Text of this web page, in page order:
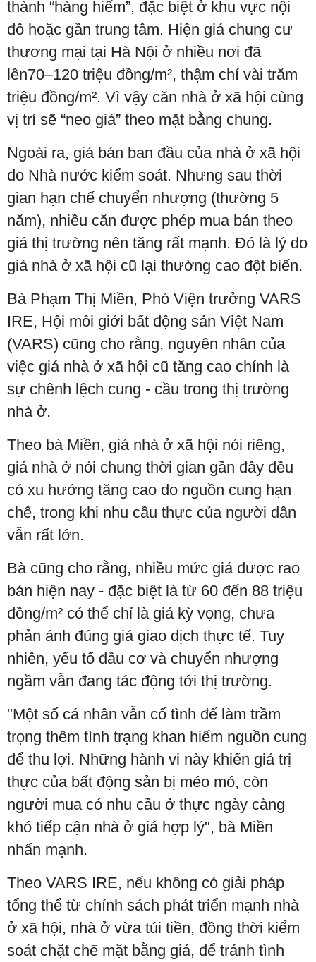
thành “hàng hiếm”, đặc biệt ở khu vực nội
đô hoặc gần trung tâm. Hiện giá chung cư
thương mại tại Hà Nội ở nhiều nơi đã
lên70–120 triệu đồng/m², thậm chí vài trăm
triệu đồng/m². Vì vậy căn nhà ở xã hội cùng
vị trí sẽ “neo giá” theo mặt bằng chung.
Ngoài ra, giá bán ban đầu của nhà ở xã hội
do Nhà nước kiểm soát. Nhưng sau thời
gian hạn chế chuyển nhượng (thường 5
năm), nhiều căn được phép mua bán theo
giá thị trường nên tăng rất mạnh. Đó là lý do
giá nhà ở xã hội cũ lại thường cao đột biến.
Bà Phạm Thị Miền, Phó Viện trưởng VARS
IRE, Hội môi giới bất động sản Việt Nam
(VARS) cũng cho rằng, nguyên nhân của
việc giá nhà ở xã hội cũ tăng cao chính là
sự chênh lệch cung - cầu trong thị trường
nhà ở.
Theo bà Miền, giá nhà ở xã hội nói riêng,
giá nhà ở nói chung thời gian gần đây đều
có xu hướng tăng cao do nguồn cung hạn
chế, trong khi nhu cầu thực của người dân
vẫn rất lớn.
Bà cũng cho rằng, nhiều mức giá được rao
bán hiện nay - đặc biệt là từ 60 đến 88 triệu
đồng/m² có thể chỉ là giá kỳ vọng, chưa
phản ánh đúng giá giao dịch thực tế. Tuy
nhiên, yếu tố đầu cơ và chuyển nhượng
ngầm vẫn đang tác động tới thị trường.
"Một số cá nhân vẫn cố tình để làm trầm
trọng thêm tình trạng khan hiếm nguồn cung
để thu lợi. Những hành vi này khiến giá trị
thực của bất động sản bị méo mó, còn
người mua có nhu cầu ở thực ngày càng
khó tiếp cận nhà ở giá hợp lý", bà Miền
nhấn mạnh.
Theo VARS IRE, nếu không có giải pháp
tổng thể từ chính sách phát triển mạnh nhà
ở xã hội, nhà ở vừa túi tiền, đồng thời kiểm
soát chặt chẽ mặt bằng giá, để tránh tình